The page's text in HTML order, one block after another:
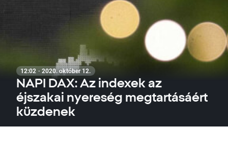
12:02 · 2020. október 12.
NAPI DAX: Az indexek az
éjszakai nyereség megtartásáért
küzdenek